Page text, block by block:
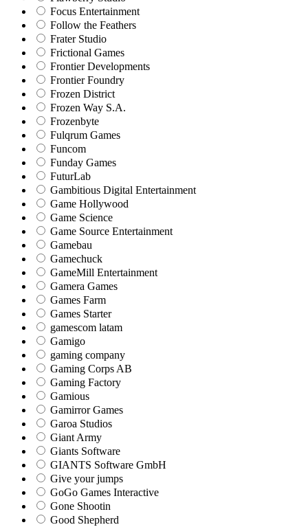
Focus Entertainment
Follow the Feathers
Frater Studio
Frictional Games
Frontier Developments
Frontier Foundry
Frozen District
Frozen Way S.A.
Frozenbyte
Fulqrum Games
Funcom
Funday Games
FuturLab
Gambitious Digital Entertainment
Game Hollywood
Game Science
Game Source Entertainment
Gamebau
Gamechuck
GameMill Entertainment
Gamera Games
Games Farm
Games Starter
gamescom latam
Gamigo
gaming company
Gaming Corps AB
Gaming Factory
Gamious
Gamirror Games
Garoa Studios
Giant Army
Giants Software
GIANTS Software GmbH
Give your jumps
GoGo Games Interactive
Gone Shootin
Good Shepherd